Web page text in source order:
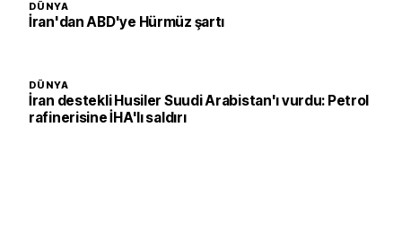
DÜNYA
İran'dan ABD'ye Hürmüz şartı
DÜNYA
İran destekli Husiler Suudi Arabistan'ı vurdu: Petrol
rafinerisine İHA'lı saldırı